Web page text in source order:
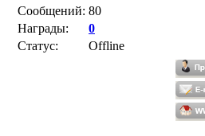
Сообщений: 80
Награды:
0
Статус:
Offline